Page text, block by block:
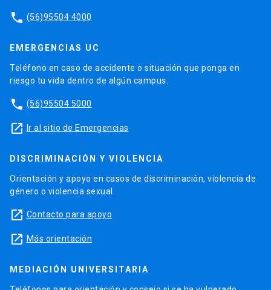
phone (56)95504 4000
EMERGENCIAS UC
Teléfono en caso de accidente o situación que ponga en
riesgo tu vida dentro de algún campus.
phone (56)95504 5000
launch Ir al sitio de Emergencias
DISCRIMINACIÓN Y VIOLENCIA
Orientación y apoyo en casos de discriminación, violencia de
género o violencia sexual.
launch Contacto para apoyo
launch Más orientación
MEDIACIÓN UNIVERSITARIA